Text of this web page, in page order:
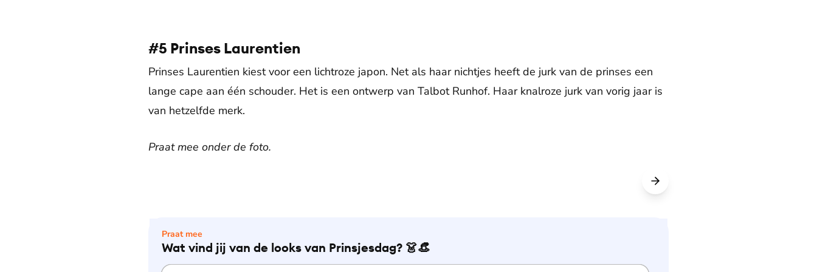
#5 Prinses Laurentien
Prinses Laurentien kiest voor een lichtroze japon. Net als haar nichtjes heeft de jurk van de prinses een
lange cape aan één schouder. Het is een ontwerp van Talbot Runhof. Haar knalroze jurk van vorig jaar is
van hetzelfde merk.
Praat mee onder de foto.
Praat mee
Wat vind jij van de looks van Prinsjesdag? 👗👒